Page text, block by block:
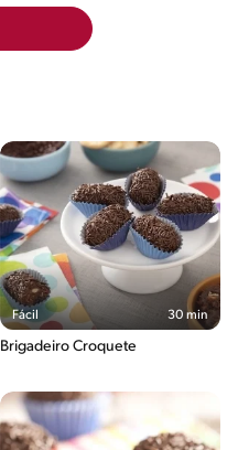
Fácil 30 min
Brigadeiro Croquete